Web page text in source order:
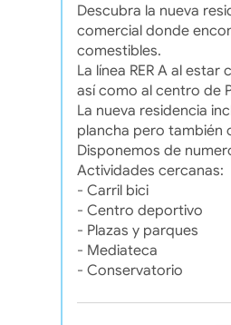
Descubra la nueva
comercial donde
comestibles.
La línea RER A al
así como al centro de
La nueva residencia
plancha pero también
Disponemos de
Actividades cercanas:
- Carril bici
- Centro deportivo
- Plazas y parques
- Mediateca
- Conservatorio